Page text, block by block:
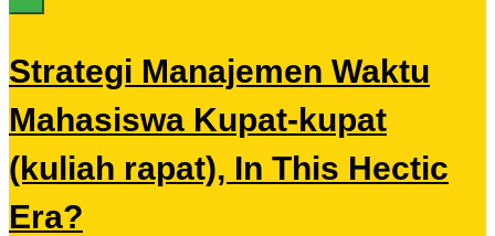
Strategi Manajemen Waktu
Mahasiswa Kupat-kupat
(kuliah rapat), In This Hectic
Era?